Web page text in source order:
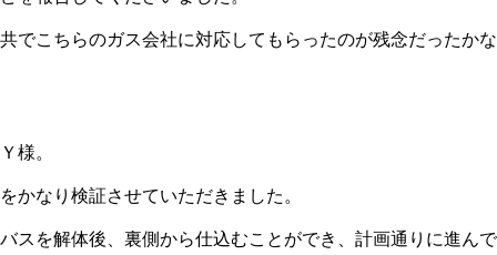
でこちらのガス会社に対応してもらったのが残念だったか
様。
かなり検証させていただきました。
スを解体後、裏側から仕込むことができ、計画通りに進ん